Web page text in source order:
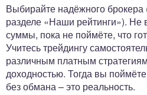
Выбирайте надёжного
разделе «Наши рейтинги»). Не
суммы, пока не поймёте, что
Учитесь трейдингу
различным платным
доходностью. Тогда вы
без обмана – это реальность.